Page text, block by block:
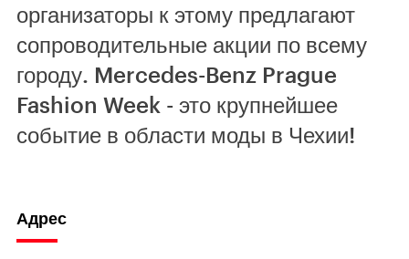
организаторы к этому предлагают
сопроводительные акции по всему
городу. Mercedes-Benz Prague
Fashion Week - это крупнейшее
событие в области моды в Чехии!
Адрес